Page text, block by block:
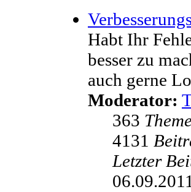
Habt Ihr
besser zu
auch gerne
Moderator:
363
4131
Letzter